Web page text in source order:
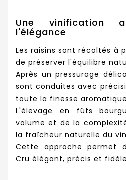
Une vinification
l'élégance
Les raisins sont récoltés à
de préserver l'équilibre
Après un pressurage
sont conduites avec
toute la finesse
L'élevage en fûts
volume et de la
la fraîcheur naturelle du
Cette approche permet
Cru élégant, précis et